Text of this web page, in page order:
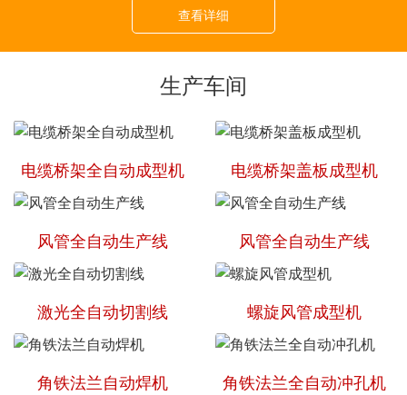
查看详细
生产车间
电缆桥架全自动成型机 电缆桥架盖板成型机
风管全自动生产线 风管全自动生产线
激光全自动切割线 螺旋风管成型机
角铁法兰自动焊机 角铁法兰全自动冲孔机